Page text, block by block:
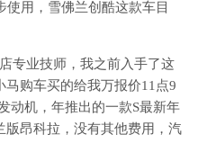
使用，雪佛兰创酷这款车目
专业技师，我之前入手了这
马购车买的给我万报价11点9
动机，年推出的一款S最新年
版昂科拉，没有其他费用，汽